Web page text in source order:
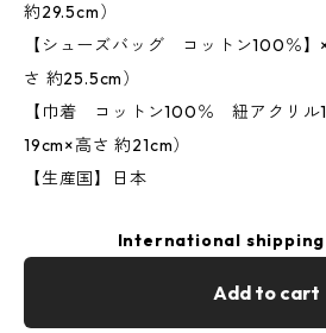
約29.5cm）
【シューズバッグ コットン100％】
さ 約25.5cm）
【巾着 コットン100％ 紐アクリル
19cm×高さ 約21cm）
【生産国】日本
International
Add to cart